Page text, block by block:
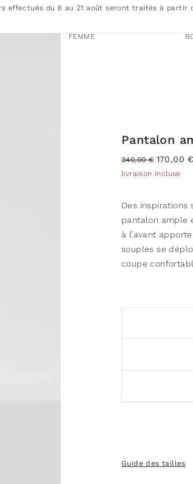
effectués du 6 au 21 août seront traités à partir
FEMME
Pantalon
340,00 € 170,00 €
livraison incluse
Des inspirations
pantalon ample
à l’avant
souples se
coupe
Guide des tailles